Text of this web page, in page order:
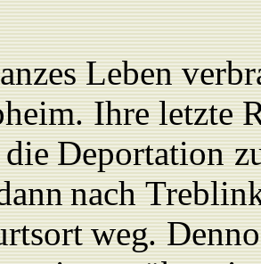
Leben
Ihre letzte
die Deportation
nachT
weg.